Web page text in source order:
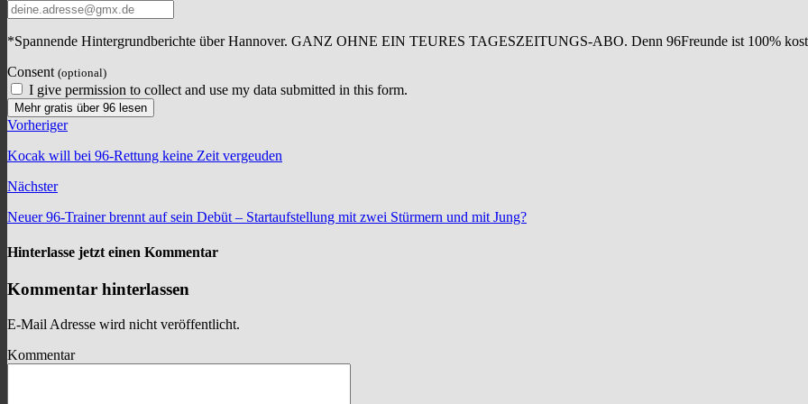
*Spannende Hintergrundberichte über Hannover. GANZ OHNE EIN TEURES TAGESZEITUNGS-ABO. Denn 96Freunde ist 100%
Consent (optional)
I give permission to collect and use my data submitted in this form.
Mehr gratis über 96 lesen
Vorheriger
Kocak will bei 96-Rettung keine Zeit vergeuden
Nächster
Neuer 96-Trainer brennt auf sein Debüt – Startaufstellung mit zwei Stürmern und mit Jung?
Hinterlasse jetzt einen Kommentar
Kommentar hinterlassen
E-Mail Adresse wird nicht veröffentlicht.
Kommentar